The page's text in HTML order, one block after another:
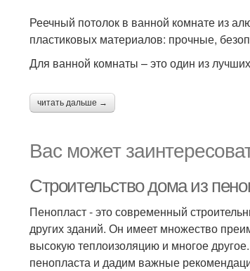
Реечный потолок в ванной комнате из
пластиковых материалов: прочные,
Для ванной комнаты – это один из
читать дальше →
Вас может
Строительство дома из
Пенопласт - это современный
других зданий. Он имеет множество
высокую теплоизоляцию и многое
пенопласта и дадим важные